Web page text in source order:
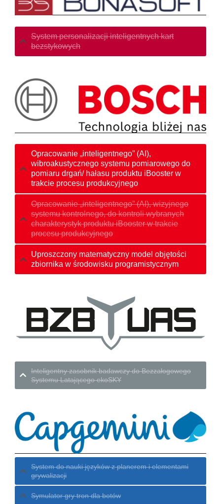
System personalizacji inteligentnych kart
bezstykowych
Opracowanie „inteligentnego” (AI),
wibroakustycznego systemu pomiarowego do
pomiaru drgań/ hałasu produktu iBooster w
trakcie procesu produkcyjnego
Opracowanie „inteligentnego” (AI), wizyjnego
systemu kontrolnego, do kontroli wybranych
charakterystyk produktu iBooster w trakcie
procesu produkcyjnego
Uproszczony matematyczny model objętości
zbiornika w środowisku programistycznym
Inteligentny zasobnik badawczy do Bezzałogowego
Systemu Latającego ekoSKY
System do nauki języków z planerem i elementami
grywalizacji
Symulator gry tron dla botów